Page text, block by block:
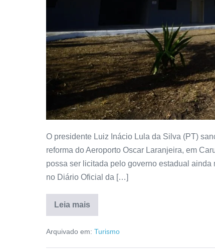
O presidente Luiz Inácio Lula da Silva (PT)
reforma do Aeroporto Oscar Laranjeira, em
possa ser licitada pelo governo estadual
no Diário Oficial da […]
Leia mais
Arquivado em: Turismo